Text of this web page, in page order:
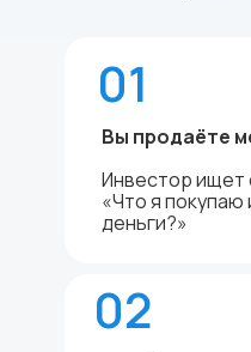
Вы продаёте
Инвестор ищет
«Что я покупаю
деньги?»
02
01